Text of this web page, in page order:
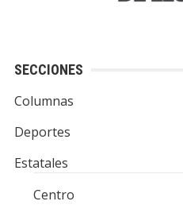
SECCIONES
Columnas
Deportes
Estatales
Centro